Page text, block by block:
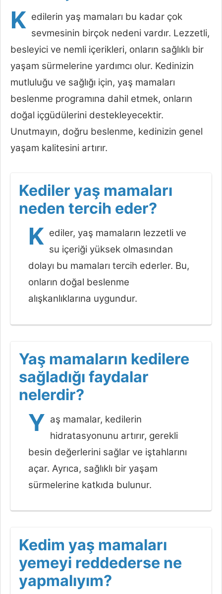
K edilerin yaş mamaları bu kadar çok
sevmesinin birçok nedeni vardır. Lezzetli,
besleyici ve nemli içerikleri, onların sağlıklı bir
yaşam sürmelerine yardımcı olur. Kedinizin
mutluluğu ve sağlığı için, yaş mamaları
beslenme programına dahil etmek, onların
doğal içgüdülerini destekleyecektir.
Unutmayın, doğru beslenme, kedinizin genel
yaşam kalitesini artırır.
Kediler yaş mamaları
neden tercih eder?
K ediler, yaş mamaların lezzetli ve
su içeriği yüksek olmasından
dolayı bu mamaları tercih ederler. Bu,
onların doğal beslenme
alışkanlıklarına uygundur.
Yaş mamaların kedilere
sağladığı faydalar
nelerdir?
Y aş mamalar, kedilerin
hidratasyonunu artırır, gerekli
besin değerlerini sağlar ve iştahlarını
açar. Ayrıca, sağlıklı bir yaşam
sürmelerine katkıda bulunur.
Kedim yaş mamaları
yemeyi reddederse ne
yapmalıyım?